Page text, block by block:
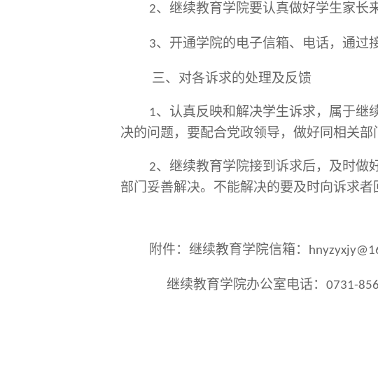
2、继续教育学院要认真做好学生家长
3、开通学院的电子信箱、电话，通过
三、对各诉求的处理及反馈
1、认真反映和解决学生诉求，属于继
决的问题，要配合党政领导，做好同相关
2、继续教育学院接到诉求后，及时做
部门妥善解决。不能解决的要及时向诉求
附件：继续教育学院信箱：
继续教育学院办公室电话： 0731-